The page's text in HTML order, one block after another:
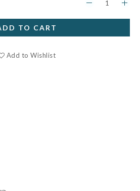
TO CART
Add to Wishlist